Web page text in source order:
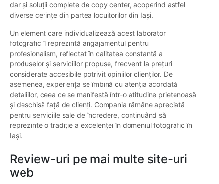
dar și soluții complete de copy center, acoperind astfel
diverse cerințe din partea locuitorilor din Iași.
Un element care individualizează acest laborator
fotografic îl reprezintă angajamentul pentru
profesionalism, reflectat în calitatea constantă a
produselor și serviciilor propuse, frecvent la prețuri
considerate accesibile potrivit opiniilor clienților. De
asemenea, experiența se îmbină cu atenția acordată
detaliilor, ceea ce se manifestă într-o atitudine prietenoasă
și deschisă față de clienți. Compania rămâne apreciată
pentru serviciile sale de încredere, continuând să
reprezinte o tradiție a excelenței în domeniul fotografic în
Iași.
Review-uri pe mai multe site-uri
web